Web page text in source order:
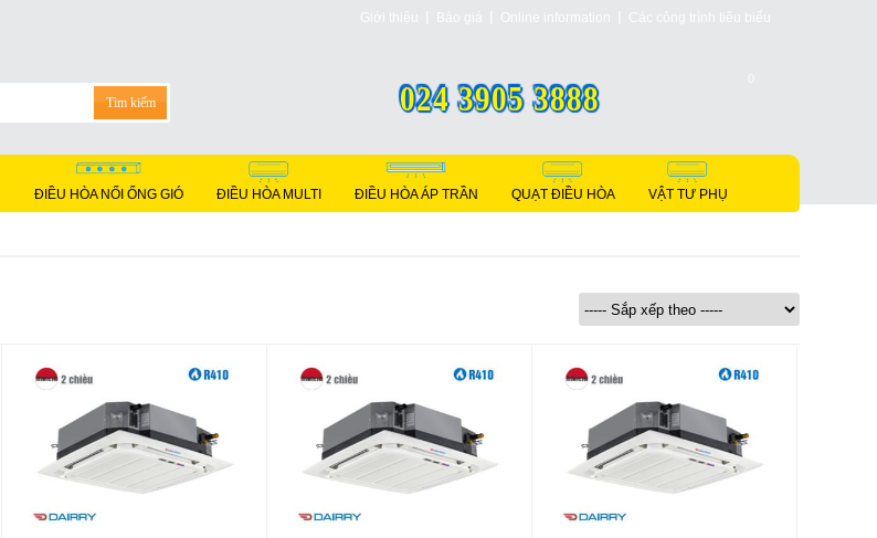
Giới thiệu Báo giá Online information Các công trình tiêu biểu
024 3905 3888
ĐIỀU HÒA NỐI ỐNG GIÓ ĐIỀU HÒA MULTI ĐIỀU HÒA ÁP TRẦN QUẠT ĐIỀU HÒA VẬT TƯ PHỤ